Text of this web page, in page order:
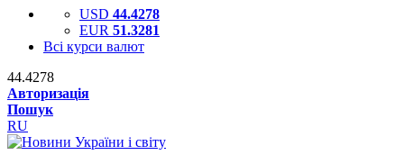
USD 44.4278
EUR 51.3281
Всі курси валют
44.4278
Авторизація
Пошук
RU